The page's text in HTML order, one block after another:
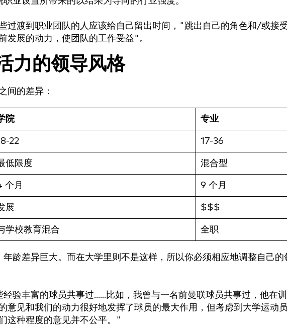
过渡到职业团队的人应该给自己留出时间，"跳出自己的角色和/或接
发展的动力，使团队的工作受益"。
力的领导风格
间的差异：
院 专业
22 17-36
低限度 混合型
个月 9 个月
展 $$$
学校教育混合 全职
龄差异巨大。而在大学里则不是这样，所以你必须相应地调整自己的
验丰富的球员共事过......比如，我曾与一名前曼联球员共事过，他在
意见和我们的动力很好地发挥了球员的最大作用，但考虑到大学运动
这种程度的意见并不公平。"